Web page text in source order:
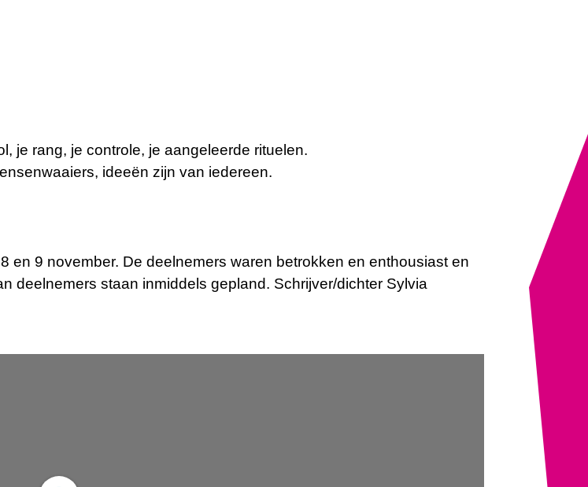
je rang, je controle, je aangeleerde rituelen.
ideeën zijn van iedereen.
en 9 november. De deelnemers waren betrokken en enthousiast en
deelnemers staan inmiddels gepland. Schrijver/dichter Sylvia